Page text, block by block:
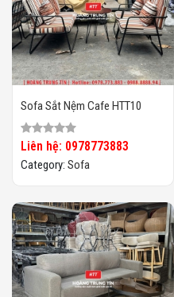
Sofa Sắt Nệm Cafe HTT10
Liên hệ: 0978773883
Category: Sofa